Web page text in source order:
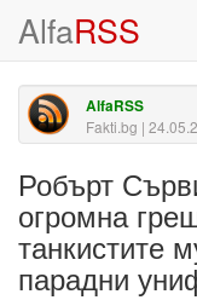
AlfaRSS
AlfaRSS
Fakti.bg |
Робърт
огромна
танкистите
парадни